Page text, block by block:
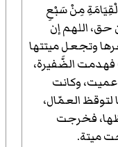
مِنْ سَبْعِ
حق، اللهم إن
وتجعل ميتتها
فهدمت الضَّفيرة،
عميت، وكانت
لتوقظ العمّال،
فخرجت
ميتة.